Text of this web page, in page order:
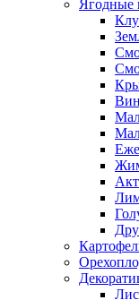
Ягодные